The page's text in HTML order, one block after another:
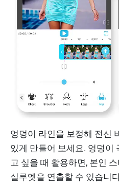
엉덩이 라인을 보정해 전신
있게 만들어 보세요. 엉덩이
고 싶을 때 활용하면, 본인
실루엣을 연출할 수 있습니